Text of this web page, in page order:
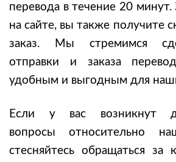
перевода в течение 20 минут.
на сайте, вы также получите
заказ. Мы стремимся
отправки и заказа
удобным и выгодным для
Если у вас возникнут
вопросы относительно
стесняйтесь обращаться за